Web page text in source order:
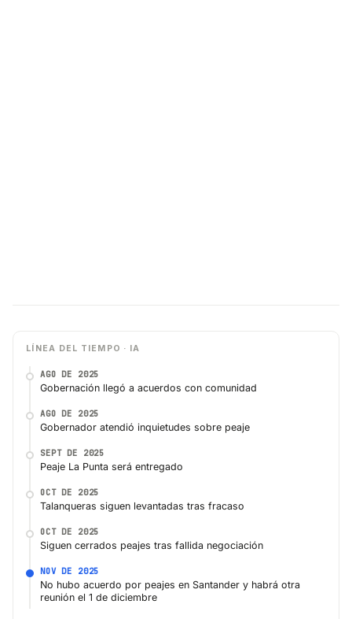
LÍNEA DEL TIEMPO · IA
AGO DE 2025
Gobernación llegó a acuerdos con comunidad
AGO DE 2025
Gobernador atendió inquietudes sobre peaje
SEPT DE 2025
Peaje La Punta será entregado
OCT DE 2025
Talanqueras siguen levantadas tras fracaso
OCT DE 2025
Siguen cerrados peajes tras fallida negociación
NOV DE 2025
No hubo acuerdo por peajes en Santander y habrá otra
reunión el 1 de diciembre